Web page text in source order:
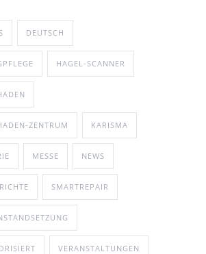
DEUTSCH
HAGEL-SCANNER
ZENTRUM KARISMA
MESSE NEWS
SMARTREPAIR
VERANSTALTUNGEN